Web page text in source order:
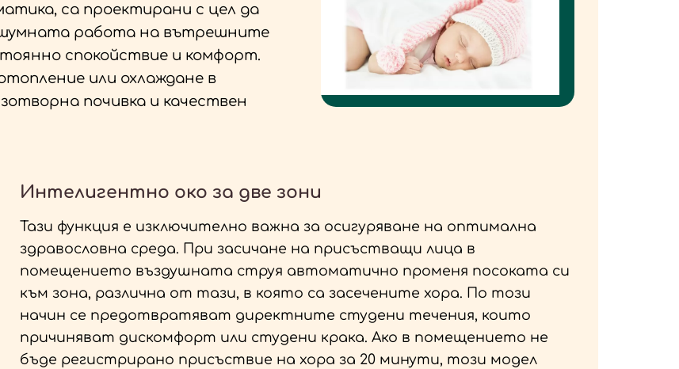
са проектирани с цел да
работа на вътрешните
спокойствие и комфорт.
или охлаждане в
почивка и качествен
Интелигентно око за две зони
Тази функция е изключително важна за осигуряване на оптимална
здравословна среда. При засичане на присъстващи лица в
помещението въздушната струя автоматично променя посоката си
към зона, различна от тази, в която са засечените хора. По този
начин се предотвратяват директните студени течения, които
причиняват дискомфорт или студени крака. Ако в помещението не
бъде регистрирано присъствие на хора за 20 минути, този модел